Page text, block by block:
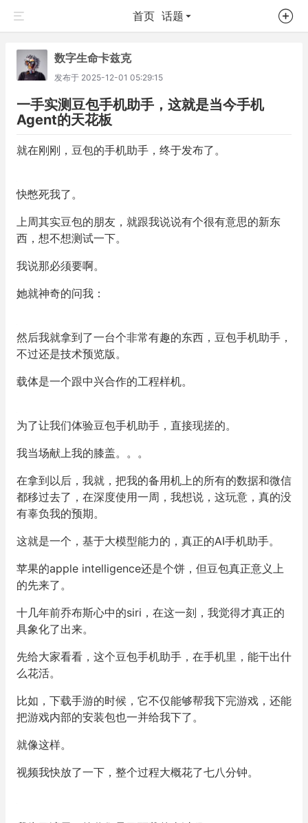
首页 话题
数字生命卡兹克
发布于 2025-12-01 05:29:15
一手实测豆包手机助手，这就是当今手机
Agent的天花板
就在刚刚，豆包的手机助手，终于发布了。
快憋死我了。
上周其实豆包的朋友，就跟我说说有个很有意思的新东
西，想不想测试一下。
我说那必须要啊。
她就神奇的问我：
然后我就拿到了一台个非常有趣的东西，豆包手机助手，
不过还是技术预览版。
载体是一个跟中兴合作的工程样机。
为了让我们体验豆包手机助手，直接现搓的。
我当场献上我的膝盖。。。
在拿到以后，我就， 把我的备用机上的所有的数据和微信
都移过去了，在深度使用一周，我想说，这玩意，真的没
有辜负我的预期。
这就是一个，基于大模型能力的，真正的AI手机助手。
苹果的apple intelligence还是个饼，但豆包真正意义上
的先来了。
十几年前乔布斯心中的siri，在这一刻，我觉得才真正的
具象化了出来。
先给大家看看，这个豆包手机助手，在手机里，能干出什
么花活。
比如，下载手游的时候，它不仅能够帮我下完游戏，还能
把游戏内部的安装包也一并给我下了。
就像这样。
视频我快放了一下，整个过程大概花了七八分钟。